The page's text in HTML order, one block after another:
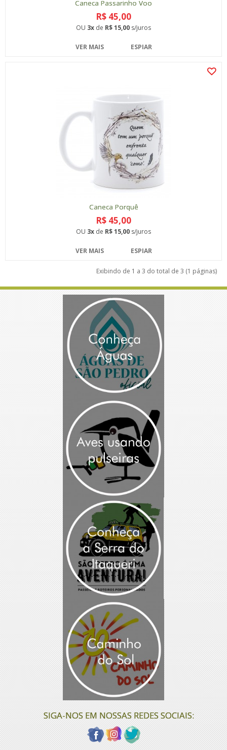
Caneca Passarinho Voo
R$ 45,00
OU 3x de R$ 15,00 s/juros
VER MAIS ESPIAR
Caneca Porquê
R$ 45,00
OU 3x de R$ 15,00 s/juros
VER MAIS ESPIAR
Exibindo de 1 a 3 do total de 3 (1 páginas)
SIGA-NOS EM NOSSAS REDES SOCIAIS: